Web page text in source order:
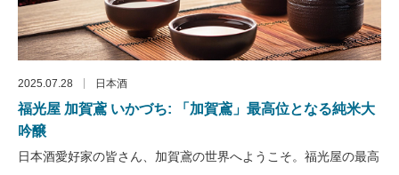
2025.07.28 日本酒
福光屋 加賀鳶 いかづち: 「加賀鳶」最高位となる純米大
吟醸
日本酒愛好家の皆さん、加賀鳶の世界へようこそ。福光屋の最高